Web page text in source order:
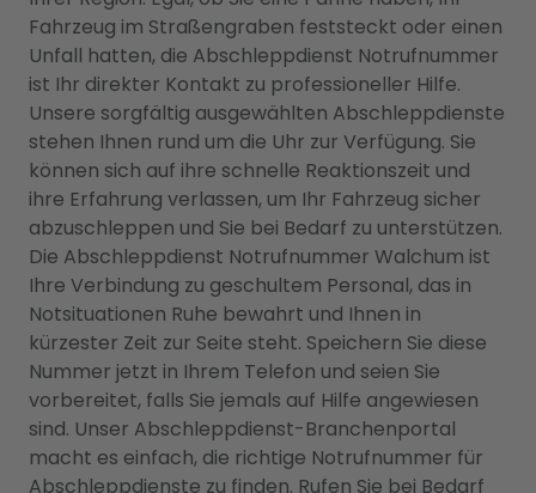
Fahrzeug im Straßengraben feststeckt oder einen
Unfall hatten, die Abschleppdienst Notrufnummer
ist Ihr direkter Kontakt zu professioneller Hilfe.
Unsere sorgfältig ausgewählten Abschleppdienste
stehen Ihnen rund um die Uhr zur Verfügung. Sie
können sich auf ihre schnelle Reaktionszeit und
ihre Erfahrung verlassen, um Ihr Fahrzeug sicher
abzuschleppen und Sie bei Bedarf zu unterstützen.
Die Abschleppdienst Notrufnummer Walchum ist
Ihre Verbindung zu geschultem Personal, das in
Notsituationen Ruhe bewahrt und Ihnen in
kürzester Zeit zur Seite steht. Speichern Sie diese
Nummer jetzt in Ihrem Telefon und seien Sie
vorbereitet, falls Sie jemals auf Hilfe angewiesen
sind. Unser Abschleppdienst-Branchenportal
macht es einfach, die richtige Notrufnummer für
Abschleppdienste zu finden. Rufen Sie bei Bedarf